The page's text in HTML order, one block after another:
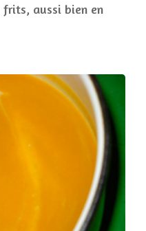
aussi bien en